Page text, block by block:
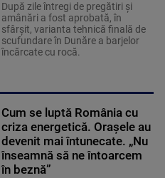
După zile întregi de pregătiri și
amânări a fost aprobată, în
sfârșit, varianta tehnică finală de
scufundare în Dunăre a barjelor
încărcate cu rocă.
Cum se luptă România cu
criza energetică. Orașele au
devenit mai întunecate. „Nu
înseamnă să ne întoarcem
în beznă”